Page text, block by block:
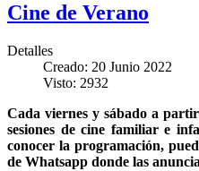
Cine de Verano
Detalles
Creado: 20 Junio 2022
Visto: 2932
Cada viernes y sábado a
sesiones de cine familiar e
conocer la programación,
de Whatsapp donde las